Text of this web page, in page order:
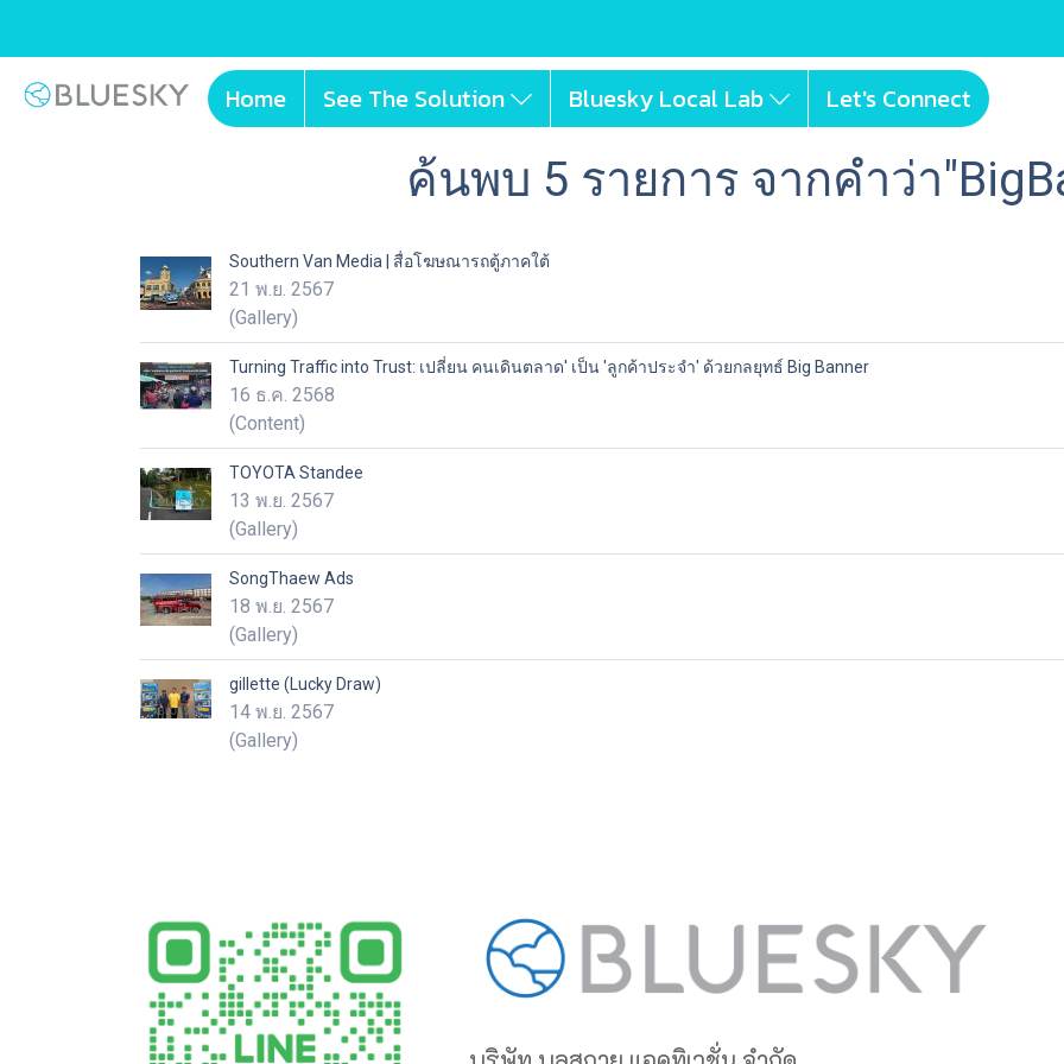
Home
See The Solution Bluesky Local Lab Let's Connect
ค้นพบ 5 รายการ จากคำว่า
Southern Van Media | สื่อโฆษณารถตู้ภาคใต้
21 พ.ย. 2567
(Gallery)
Turning Traffic into Trust: เปลี่ยน คนเดินตลาด' เป็น 'ลูกค้าประจำ' ด้วยกลยุทธ์ Big Banner
16 ธ.ค. 2568
(Content)
TOYOTA Standee
13 พ.ย. 2567
(Gallery)
SongThaew Ads
18 พ.ย. 2567
(Gallery)
gillette (Lucky Draw)
14 พ.ย. 2567
(Gallery)